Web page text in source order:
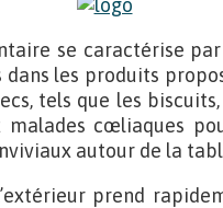
se caractérise
les produits
tels que les
cœliaques
autour de la
prend